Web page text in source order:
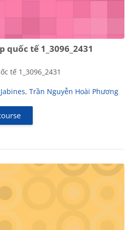
quốc tế 1_3096_2431
tế 1_3096_2431
, Trần Nguyễn Hoài Phương